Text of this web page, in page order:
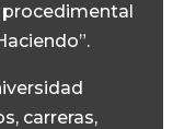
carreras,